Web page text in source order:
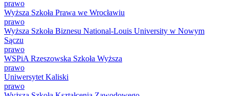
prawo
Wyższa Szkoła Prawa we Wrocławiu
prawo
Wyższa Szkoła Biznesu National-Louis University w Nowym
Sączu
prawo
WSPiA Rzeszowska Szkoła Wyższa
prawo
Uniwersytet Kaliski
prawo